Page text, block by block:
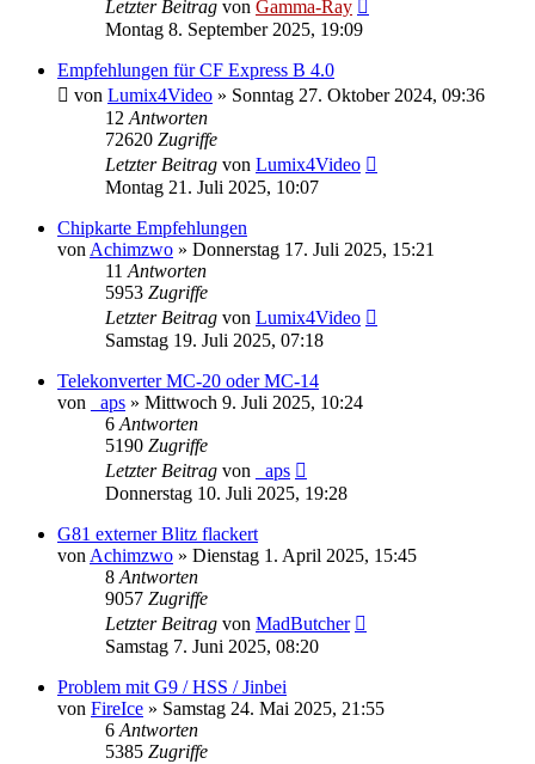
Letzter Beitrag von Gamma-Ray
Montag 8. September 2025, 19:09
Empfehlungen für CF Express B 4.0
von Lumix4Video » Sonntag 27. Oktober 2024, 09:36
12 Antworten
72620 Zugriffe
Letzter Beitrag von Lumix4Video
Montag 21. Juli 2025, 10:07
Chipkarte Empfehlungen
von Achimzwo » Donnerstag 17. Juli 2025, 15:21
11 Antworten
5953 Zugriffe
Letzter Beitrag von Lumix4Video
Samstag 19. Juli 2025, 07:18
Telekonverter MC-20 oder MC-14
von
_aps » Mittwoch 9. Juli 2025, 10:24
6 Antworten
5190 Zugriffe
Letzter Beitrag von
_aps
Donnerstag 10. Juli 2025, 19:28
G81 externer Blitz flackert
von Achimzwo » Dienstag 1. April 2025, 15:45
8 Antworten
9057 Zugriffe
Letzter Beitrag von MadButcher
Samstag 7. Juni 2025, 08:20
Problem mit G9 / HSS / Jinbei
von FireIce » Samstag 24. Mai 2025, 21:55
6 Antworten
5385 Zugriffe